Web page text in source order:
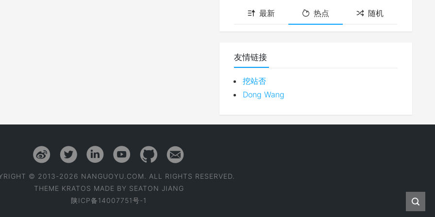
最新 热点 随机
友情链接
挖站否
Dong Wang
© 2013-2026 NANGUOYU.COM. ALL RIGHTS RESERVED.
THEME KRATOS MADE BY SEATON JIANG
陕ICP备14007751号-1